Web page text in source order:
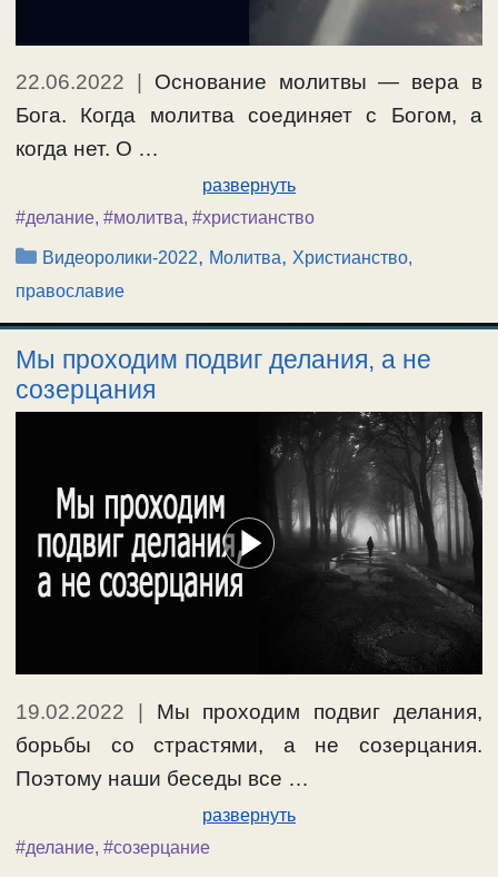
22.06.2022
Основание молитвы — вера в
Бога. Когда молитва соединяет с Богом, а
когда нет. О …
развернуть
#делание, #молитва, #христианство
Рубрики
Видеоролики-2022, Молитва,Христианство,
православие
Мы проходим подвиг делания, а не
созерцания
19.02.2022 | Мы проходим подвиг делания,
борьбы со страстями, а не созерцания.
Поэтому наши беседы все …
развернуть
#делание, #созерцание